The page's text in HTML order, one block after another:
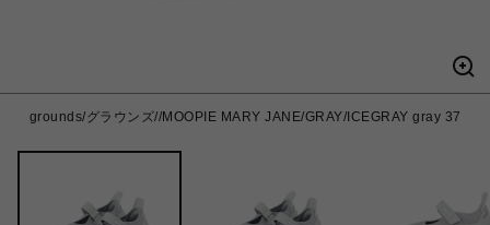
grounds/グラウンズ//MOOPIE MARY JANE/GRAY/ICEGRAY gray 37